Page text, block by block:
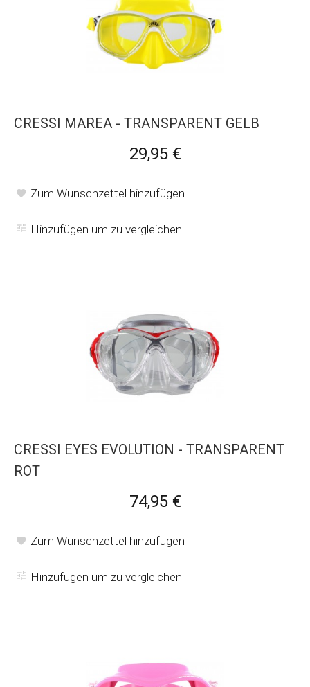
CRESSI MAREA - TRANSPARENT GELB
29,95 €
Zum Wunschzettel hinzufügen
Hinzufügen um zu vergleichen
CRESSI EYES EVOLUTION - TRANSPARENT
ROT
74,95 €
Zum Wunschzettel hinzufügen
Hinzufügen um zu vergleichen